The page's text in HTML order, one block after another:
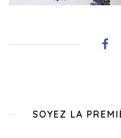
SOYEZ LA